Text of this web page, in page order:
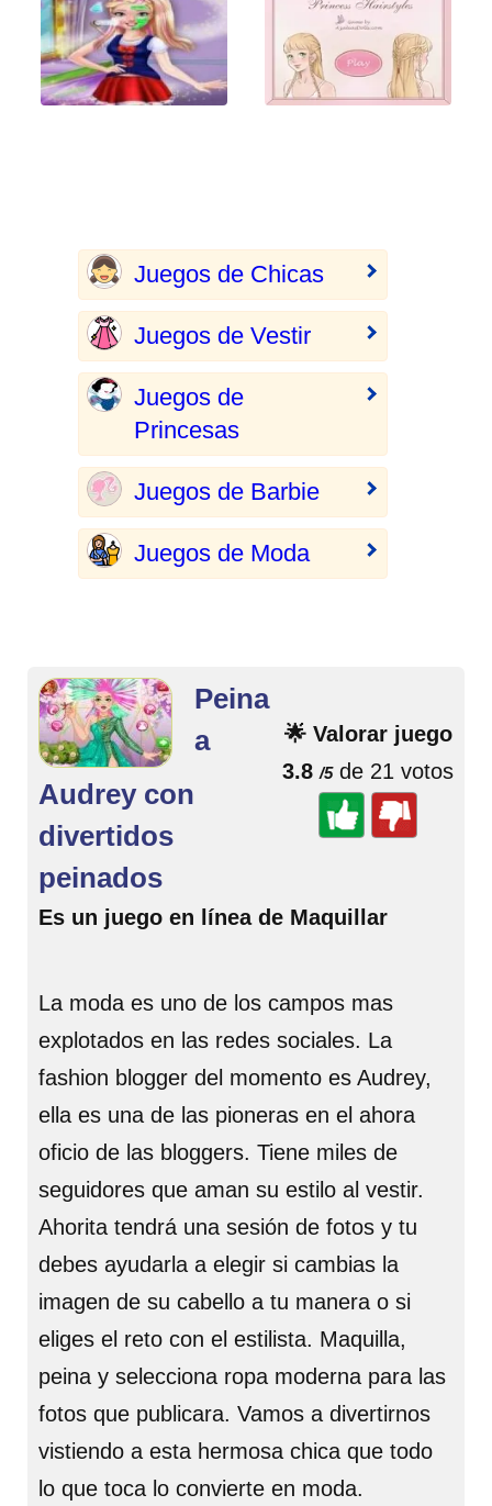
Juegos de Chicas
Juegos de Vestir
Juegos de
Princesas
Juegos de Barbie
Juegos de Moda
🌟 Valorar juego
3.8 /5de 21 votos
Peina
a
Audrey con
divertidos
peinados
Es un juego en línea de Maquillar
La moda es uno de los campos mas
explotados en las redes sociales. La
fashion blogger del momento es Audrey,
ella es una de las pioneras en el ahora
oficio de las bloggers. Tiene miles de
seguidores que aman su estilo al vestir.
Ahorita tendrá una sesión de fotos y tu
debes ayudarla a elegir si cambias la
imagen de su cabello a tu manera o si
eliges el reto con el estilista. Maquilla,
peina y selecciona ropa moderna para las
fotos que publicara. Vamos a divertirnos
vistiendo a esta hermosa chica que todo
lo que toca lo convierte en moda.